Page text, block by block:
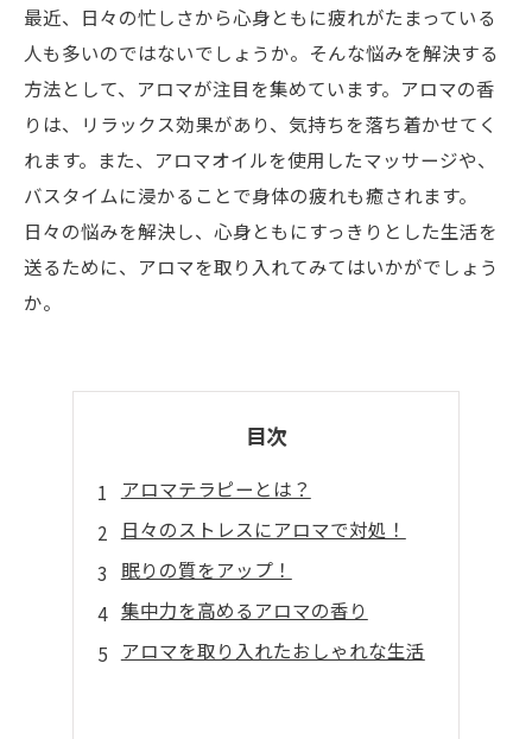
最近、日々の忙しさから心身ともに疲れがたまっている
人も多いのではないでしょうか。そんな悩みを解決する
方法として、アロマが注目を集めています。アロマの香
りは、リラックス効果があり、気持ちを落ち着かせてく
れます。また、アロマオイルを使用したマッサージや、
バスタイムに浸かることで身体の疲れも癒されます。
日々の悩みを解決し、心身ともにすっきりとした生活を
送るために、アロマを取り入れてみてはいかがでしょう
か。
目次
アロマテラピーとは？
日々のストレスにアロマで対処！
眠りの質をアップ！
集中力を高めるアロマの香り
アロマを取り入れたおしゃれな生活